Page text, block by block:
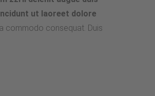
ut laoreet dolore
commodo consequat. Duis